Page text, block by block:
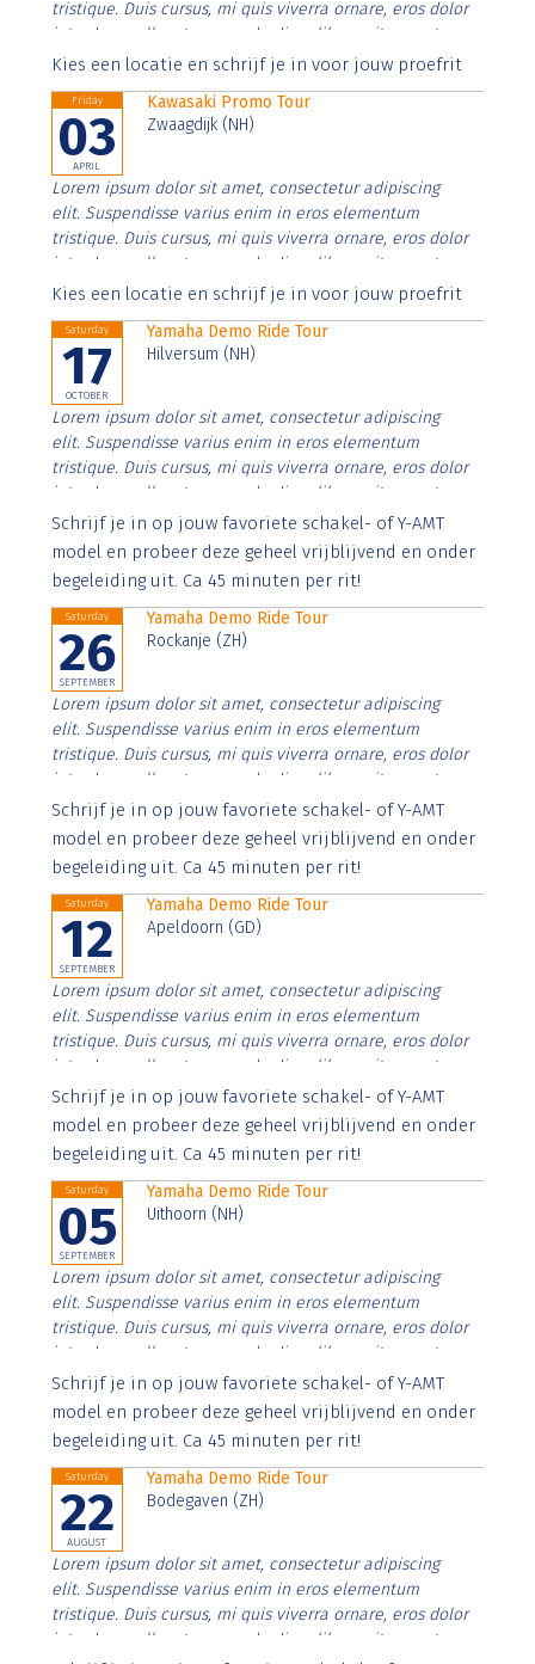
tristique. Duis cursus, mi quis viverra ornare, eros dolor
interdum nulla, ut commodo diam libero vitae erat.
Aenean faucibus nibh et justo cursus id rutrum lorem
Kies een locatie en schrijf je in voor jouw proefrit
Friday
03
APRIL
Kawasaki Promo Tour
Zwaagdijk (NH)
Lorem ipsum dolor sit amet, consectetur adipiscing
elit. Suspendisse varius enim in eros elementum
tristique. Duis cursus, mi quis viverra ornare, eros dolor
interdum nulla, ut commodo diam libero vitae erat.
Aenean faucibus nibh et justo cursus id rutrum lorem
Kies een locatie en schrijf je in voor jouw proefrit
Saturday
17
OCTOBER
Yamaha Demo Ride Tour
Hilversum (NH)
Lorem ipsum dolor sit amet, consectetur adipiscing
elit. Suspendisse varius enim in eros elementum
tristique. Duis cursus, mi quis viverra ornare, eros dolor
interdum nulla, ut commodo diam libero vitae erat.
Aenean faucibus nibh et justo cursus id rutrum lorem
imperdiet. Nunc ut sem vitae risus tristique posuere.
Schrijf je in op jouw favoriete schakel- of Y-AMT
model en probeer deze geheel vrijblijvend en onder
begeleiding uit. Ca 45 minuten per rit!
Saturday
26
SEPTEMBER
Yamaha Demo Ride Tour
Rockanje (ZH)
Lorem ipsum dolor sit amet, consectetur adipiscing
elit. Suspendisse varius enim in eros elementum
tristique. Duis cursus, mi quis viverra ornare, eros dolor
interdum nulla, ut commodo diam libero vitae erat.
Aenean faucibus nibh et justo cursus id rutrum lorem
imperdiet. Nunc ut sem vitae risus tristique posuere.
Schrijf je in op jouw favoriete schakel- of Y-AMT
model en probeer deze geheel vrijblijvend en onder
begeleiding uit. Ca 45 minuten per rit!
Saturday
12
SEPTEMBER
Yamaha Demo Ride Tour
Apeldoorn (GD)
Lorem ipsum dolor sit amet, consectetur adipiscing
elit. Suspendisse varius enim in eros elementum
tristique. Duis cursus, mi quis viverra ornare, eros dolor
interdum nulla, ut commodo diam libero vitae erat.
Aenean faucibus nibh et justo cursus id rutrum lorem
imperdiet. Nunc ut sem vitae risus tristique posuere.
Schrijf je in op jouw favoriete schakel- of Y-AMT
model en probeer deze geheel vrijblijvend en onder
begeleiding uit. Ca 45 minuten per rit!
Saturday
05
SEPTEMBER
Yamaha Demo Ride Tour
Uithoorn (NH)
Lorem ipsum dolor sit amet, consectetur adipiscing
elit. Suspendisse varius enim in eros elementum
tristique. Duis cursus, mi quis viverra ornare, eros dolor
interdum nulla, ut commodo diam libero vitae erat.
Aenean faucibus nibh et justo cursus id rutrum lorem
imperdiet. Nunc ut sem vitae risus tristique posuere.
Schrijf je in op jouw favoriete schakel- of Y-AMT
model en probeer deze geheel vrijblijvend en onder
begeleiding uit. Ca 45 minuten per rit!
Saturday
22
AUGUST
Yamaha Demo Ride Tour
Bodegaven (ZH)
Lorem ipsum dolor sit amet, consectetur adipiscing
elit. Suspendisse varius enim in eros elementum
tristique. Duis cursus, mi quis viverra ornare, eros dolor
interdum nulla, ut commodo diam libero vitae erat.